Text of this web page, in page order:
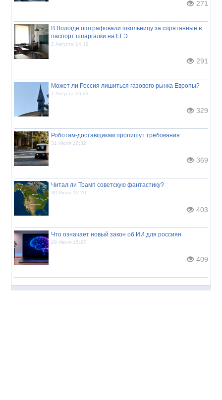
271
В Вологде оштрафовали школьницу за спрятанные в
паспорт шпаргалки на ЕГЭ
2 Августа 14:19
291
Может ли Россия лишиться газового рынка Европы?
1 Августа 16:23
329
Роботам-доставщикам пропишут требования
31 Июля 18:32
369
Читал ли Трамп советскую фантастику?
30 Июля 12:20
403
Что означает новый закон об ИИ для россиян
29 Июля 15:27
409